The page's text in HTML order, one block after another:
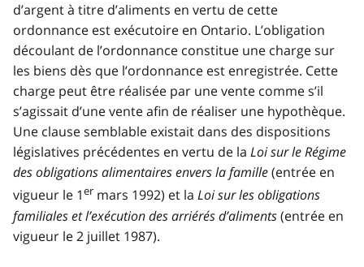
d’argent à titre d’aliments en vertu de cette
ordonnance est exécutoire en Ontario. L’obligation
découlant de l’ordonnance constitue une charge sur
les biens dès que l’ordonnance est enregistrée. Cette
charge peut être réalisée par une vente comme s’il
s’agissait d’une vente afin de réaliser une hypothèque.
Une clause semblable existait dans des dispositions
législatives précédentes en vertu de la Loi sur le Régime
des obligations alimentaires envers la famille(entrée en
vigueur le 1er mars 1992) et la Loi sur les obligations
familiales et l’exécution des arriérés d’aliments(entrée en
vigueur le 2 juillet 1987).